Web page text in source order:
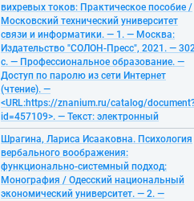
вихревых токов: Практическое пособие /
Московский технический университет
связи и информатики. — 1. — Москва:
Издательство "СОЛОН-Пресс", 2021. —
с. — Профессиональное образование. —
Доступ по паролю из сети Интернет
(чтение). —
<URL:https://znanium.ru/catalog/
id=457109>. — Текст: электронный
Шрагина, Лариса Исааковна. Психология
вербального воображения:
функционально-системный подход:
Монография / Одесский национальный
экономический университет. — 2. —